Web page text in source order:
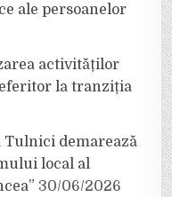
ale persoanelor
activităților
la tranziția
Tulnici demarează
local al
30/06/2026